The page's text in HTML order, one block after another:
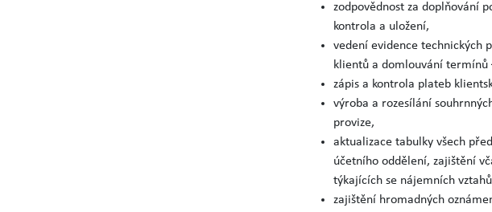
zodpovědnost za doplňování
kontrola a uložení,
vedení evidence technických
klientů a domlouvání
zápis a kontrola plateb
výroba a rozesílání
provize,
aktualizace tabulky všech
účetního oddělení, zajištění
týkajících se nájemních
zajištění hromadných